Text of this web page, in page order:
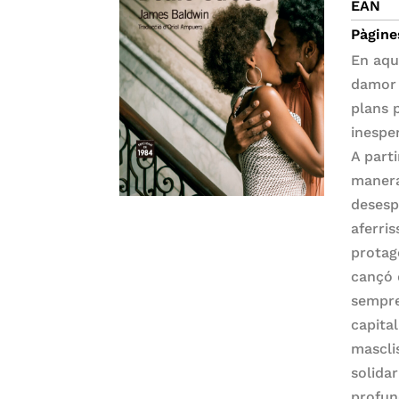
EAN
En
plans
A
cançó